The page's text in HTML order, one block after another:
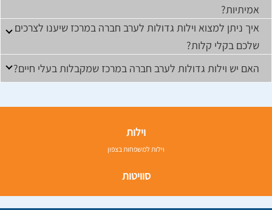
אמיתיות?
איך ניתן למצוא וילות גדולות לערב חברה במרכז שיענו לצרכים
שלכם בקלי קלות?
האם יש וילות גדולות לערב חברה במרכז שמקבלות בעלי חיים?
וילות
וילות למשפחות בצפון
סוויטות